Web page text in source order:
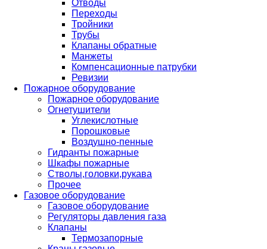
Отводы
Переходы
Тройники
Трубы
Клапаны обратные
Манжеты
Компенсационные патрубки
Ревизии
Пожарное оборудование
Пожарное оборудование
Огнетушители
Углекислотные
Порошковые
Воздушно-пенные
Гидранты пожарные
Шкафы пожарные
Стволы,головки,рукава
Прочее
Газовое оборудование
Газовое оборудование
Регуляторы давления газа
Клапаны
Термозапорные